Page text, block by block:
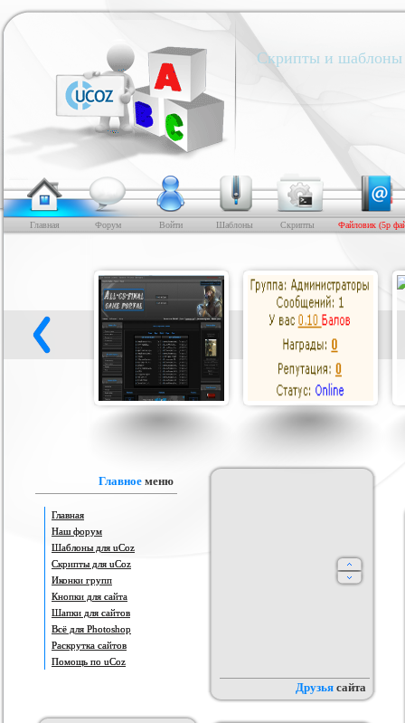
Скрипты и шаблоны
Главная Форум Войти Шаблоны Скрипты Файловик (5р
музыкальной
на движке
Шаблон для Ucoz : Irene
Главное меню
Главная
Наш форум
Шаблоны для uCoz
Скрипты для uCoz
Иконки групп
Кнопки для сайта
Шапки для сайтов
Всё для Photoshop
Раскрутка сайтов
Помощь по uCoz
Друзья сайта